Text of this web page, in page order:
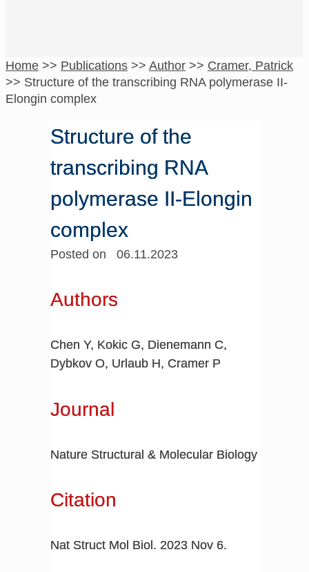
Home >> Publications >> Author >> Cramer, Patrick
>> Structure of the transcribing RNA polymerase II-
Elongin complex
Structure of the
transcribing RNA
polymerase II-Elongin
complex
Posted on 06.11.2023
Authors
Chen Y, Kokic G, Dienemann C,
Dybkov O, Urlaub H, Cramer P
Journal
Nature Structural & Molecular Biology
Citation
Nat Struct Mol Biol. 2023 Nov 6.